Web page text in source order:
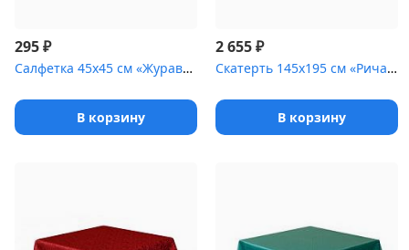
295₽
Салфетка 45х45 см «Журавинка» голубая [(квадрат)]
В корзину
2 655₽
Скатерть 145х195 см «Ричард» белая
В корзину